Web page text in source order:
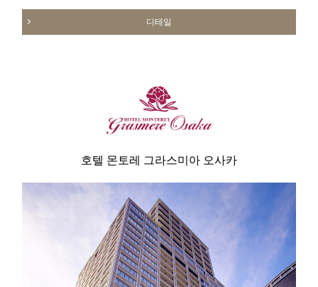
디테일
호텔 몬토레 그라스미아 오사카